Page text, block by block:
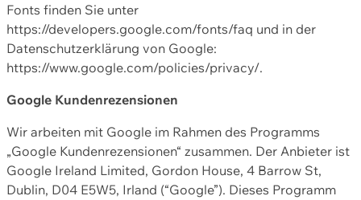
Fonts finden Sie unter
https://developers.google.com/fonts/faq und in der
Datenschutzerklärung von Google:
https://www.google.com/policies/privacy/.
Google Kundenrezensionen
Wir arbeiten mit Google im Rahmen des Programms
„Google Kundenrezensionen“ zusammen. Der Anbieter ist
Google Ireland Limited, Gordon House, 4 Barrow St,
Dublin, D04 E5W5, Irland (“Google”). Dieses Programm